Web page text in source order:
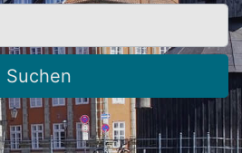
Suchen